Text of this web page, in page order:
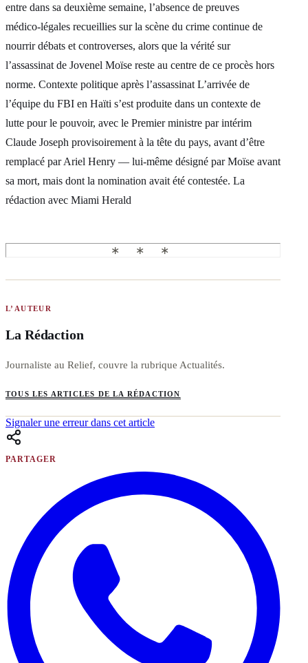
entre dans sa deuxième semaine, l’absence de preuves
médico‑légales recueillies sur la scène du crime continue de
nourrir débats et controverses, alors que la vérité sur
l’assassinat de Jovenel Moïse reste au centre de ce procès hors
norme. Contexte politique après l’assassinat L’arrivée de
l’équipe du FBI en Haïti s’est produite dans un contexte de
lutte pour le pouvoir, avec le Premier ministre par intérim
Claude Joseph provisoirement à la tête du pays, avant d’être
remplacé par Ariel Henry — lui‑même désigné par Moïse avant
sa mort, mais dont la nomination avait été contestée. La
rédaction avec Miami Herald
L’AUTEUR
La Rédaction
Journaliste au Relief, couvre la rubrique Actualités.
TOUS LES ARTICLES DE LA RÉDACTION
Signaler une erreur dans cet article
PARTAGER